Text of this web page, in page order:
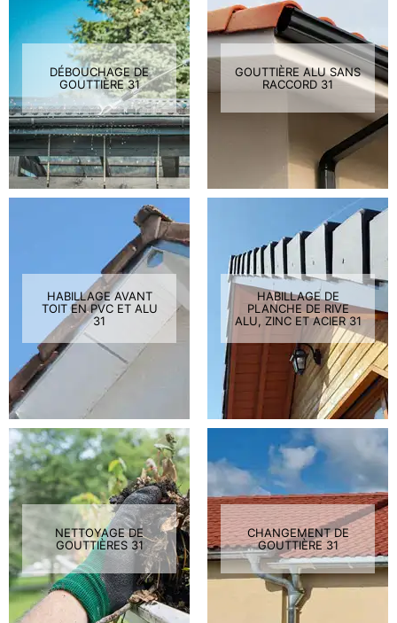
DÉBOUCHAGE DE
GOUTTIÈRE 31
GOUTTIÈRE ALU SANS
RACCORD 31
HABILLAGE AVANT
TOIT EN PVC ET ALU
31
HABILLAGE DE
PLANCHE DE RIVE
ALU, ZINC ET ACIER 31
NETTOYAGE DE
GOUTTIÈRES 31
CHANGEMENT DE
GOUTTIÈRE 31